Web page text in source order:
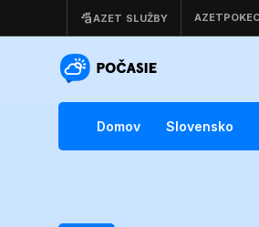
Domov Slovensko